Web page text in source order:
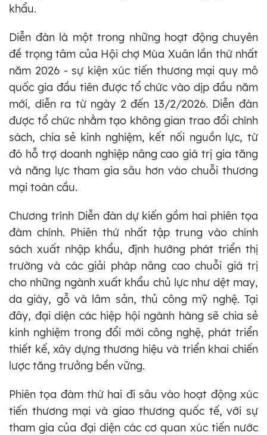
khẩu.
Diễn đàn là một trong những hoạt động chuyên
đề trọng tâm của Hội chợ Mùa Xuân lần thứ nhất
năm 2026 - sự kiện xúc tiến thương mại quy mô
quốc gia đầu tiên được tổ chức vào dịp đầu năm
mới, diễn ra từ ngày 2 đến 13/2/2026. Diễn đàn
được tổ chức nhằm tạo không gian trao đổi chính
sách, chia sẻ kinh nghiệm, kết nối nguồn lực, từ
đó hỗ trợ doanh nghiệp nâng cao giá trị gia tăng
và năng lực tham gia sâu hơn vào chuỗi thương
mại toàn cầu.
Chương trình Diễn đàn dự kiến gồm hai phiên tọa
đàm chính. Phiên thứ nhất tập trung vào chính
sách xuất nhập khẩu, định hướng phát triển thị
trường và các giải pháp nâng cao chuỗi giá trị
cho những ngành xuất khẩu chủ lực như dệt may,
da giày, gỗ và lâm sản, thủ công mỹ nghệ. Tại
đây, đại diện các hiệp hội ngành hàng sẽ chia sẻ
kinh nghiệm trong đổi mới công nghệ, phát triển
thiết kế, xây dựng thương hiệu và triển khai chiến
lược tăng trưởng bền vững.
Phiên tọa đàm thứ hai đi sâu vào hoạt động xúc
tiến thương mại và giao thương quốc tế, với sự
tham gia của đại diện các cơ quan xúc tiến nước